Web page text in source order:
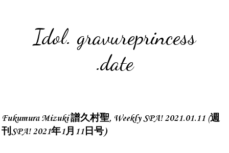
Idol. gravureprincess
.date
Fukumura Mizuki 譜久村聖, Weekly SPA! 2021.01.11 (週
刊SPA! 2021年1月11日号)